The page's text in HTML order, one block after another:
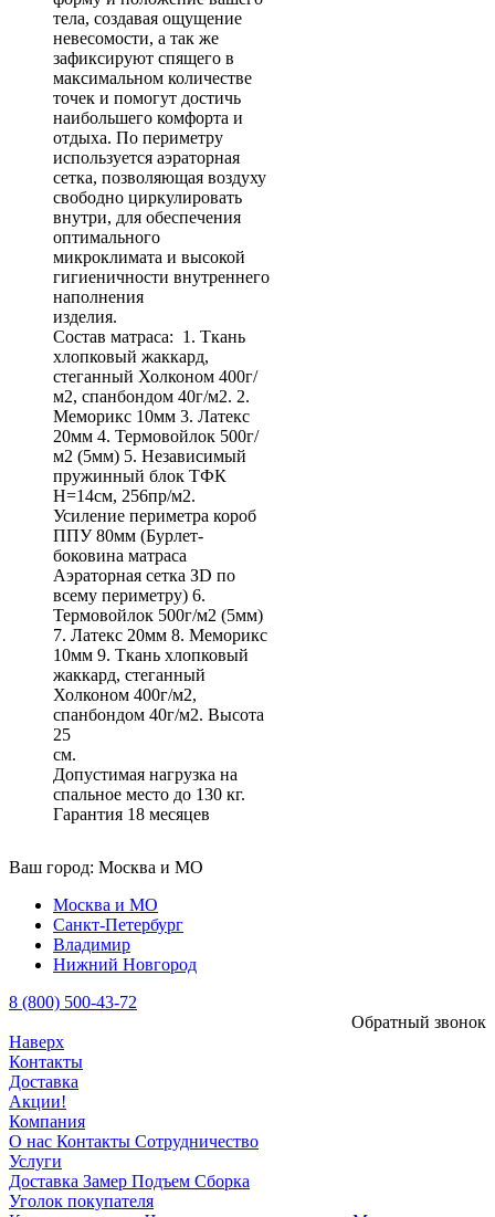
тела, создавая ощущение
невесомости, а так же
зафиксируют спящего в
максимальном количестве
точек и помогут достичь
наибольшего комфорта и
отдыха. По периметру
используется аэраторная
сетка, позволяющая воздуху
свободно циркулировать
внутри, для обеспечения
оптимального
микроклимата и высокой
гигиеничности внутреннего
наполнения
изделия.
Состав матраса: 1. Ткань
хлопковый жаккард,
стеганный Холконом 400г/
м2, спанбондом 40г/м2. 2.
Меморикс 10мм 3. Латекс
20мм 4. Термовойлок 500г/
м2 (5мм) 5. Независимый
пружинный блок ТФК
Н=14см, 256пр/м2.
Усиление периметра короб
ППУ 80мм (Бурлет-
боковина матраса
Аэраторная сетка ЗD по
всему периметру) 6.
Термовойлок 500г/м2 (5мм)
7. Латекс 20мм 8. Меморикс
10мм 9. Ткань хлопковый
жаккард, стеганный
Холконом 400г/м2,
спанбондом 40г/м2. Высота
25
Допустимая нагрузка на
спальное место до 130 кг.
Гарантия 18 месяцев
Ваш город: Москва и МО
Москва и МО
Санкт-Петербург
Владимир
Нижний Новгород
8 (800) 500-43-72
Обратный звонок
Наверх
Контакты
Доставка
Акции!
Компания
О нас Контакты Сотрудничество
Услуги
Доставка Замер Подъем Сборка
Уголок покупателя